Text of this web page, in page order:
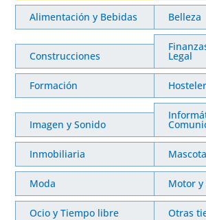
Alimentación y Bebidas Belleza
Construcciones Legal
Formación
Imagen y Sonido
Inmobiliaria
Moda Motor
Ocio y Tiempo libre Otras